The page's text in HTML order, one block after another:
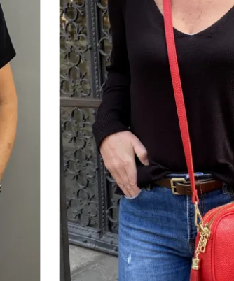
NOIRMARINE
F
J'ajoute à mon panier !